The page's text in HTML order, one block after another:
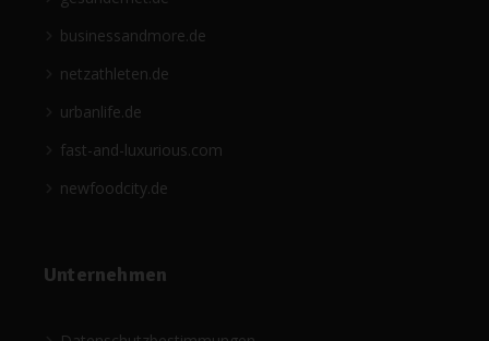
businessandmore.de
netzathleten.de
urbanlife.de
fast-and-luxurious.com
newfoodcity.de
Unternehmen